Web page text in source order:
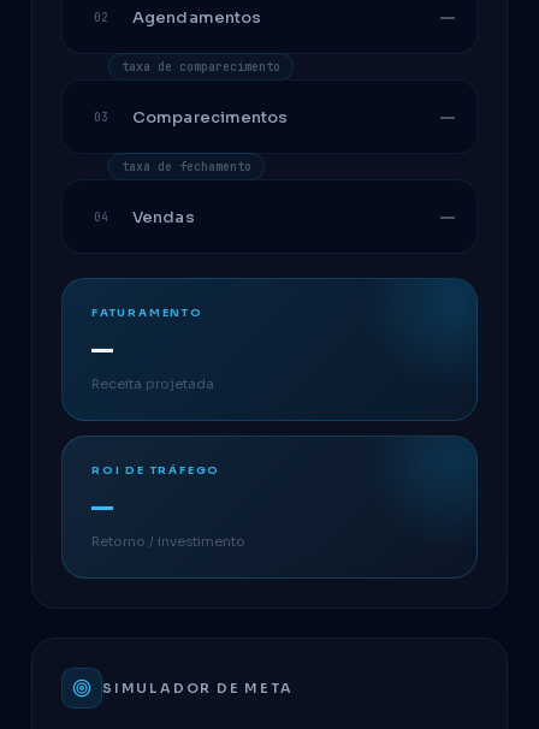
02 Agendamentos —
taxa de comparecimento
03 Comparecimentos —
taxa de fechamento
04 Vendas —
FATURAMENTO
—
Receita projetada
ROI DE TRÁFEGO
—
Retorno / investimento
SIMULADOR DE META